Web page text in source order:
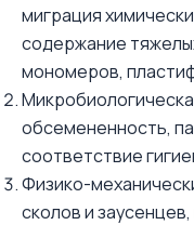
миграция
содержание
мономеров,
обсемененность,
соответствие
Физико-
сколов и